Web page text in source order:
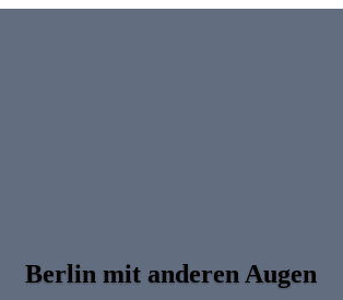
Berlin mit anderen Augen